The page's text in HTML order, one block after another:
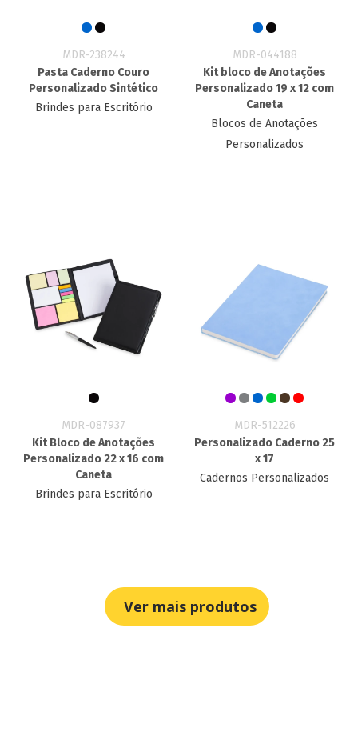
MDR-238244
Pasta Caderno Couro
Personalizado Sintético
Brindes para Escritório
MDR-044188
Kit bloco de Anotações
Personalizado 19 x 12​ com
Caneta
Blocos de Anotações
Personalizados
MDR-087937
Kit Bloco de Anotações
Personalizado 22 x 16 com
Caneta
Brindes para Escritório
MDR-512226
Personalizado Caderno​ 25
x 17
Cadernos Personalizados
Ver mais produtos